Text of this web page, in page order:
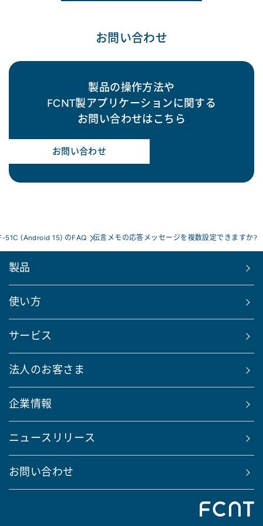
お問い合わせ
製品の操作方法や
FCNT製アプリケーションに関する
お問い合わせはこちら
お問い合わせ
51C (Android 15) のFAQ 伝言メモの応答メッセージを複数設定できますか?
製品
使い方
サービス
法人のお客さま
企業情報
ニュースリリース
お問い合わせ